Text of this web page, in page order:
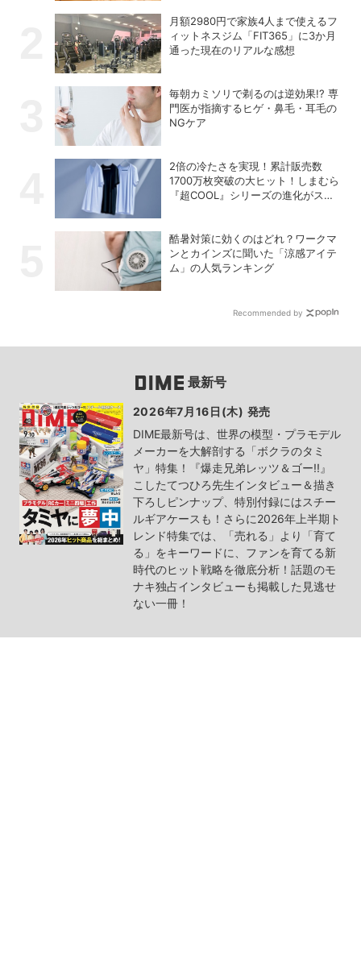
月額2980円で家族4人まで使えるフ
ィットネスジム「FIT365」に3か月
通った現在のリアルな感想
毎朝カミソリで剃るのは逆効果!? 専
門医が指摘するヒゲ・鼻毛・耳毛の
NGケア
2倍の冷たさを実現！累計販売数
1700万枚突破の大ヒット！しまむら
『超COOL』シリーズの進化がスゴ
酷暑対策に効くのはどれ？ワークマ
ンとカインズに聞いた「涼感アイテ
ム」の人気ランキング
Recommended by
最新号
2026年7月16日(木) 発売
DIME最新号は、世界の模型・プラモデル
メーカーを大解剖する「ボクラのタミ
ヤ」特集！『爆走兄弟レッツ＆ゴー!!』
こしたてつひろ先生インタビュー＆描き
下ろしピンナップ、特別付録にはスチー
ルギアケースも！さらに2026年上半期ト
レンド特集では、「売れる」より「育て
る」をキーワードに、ファンを育てる新
時代のヒット戦略を徹底分析！話題のモ
ナキ独占インタビューも掲載した見逃せ
ない一冊！